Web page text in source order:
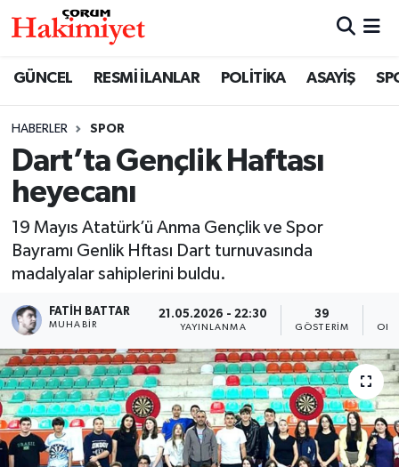
GÜNCEL RESMİ İLANLAR POLİTİKA ASAYİŞ
HABERLER SPOR
Dart’ta Gençlik Haftası
heyecanı
19 Mayıs Atatürk’ü Anma Gençlik ve Spor
Bayramı Genlik Hftası Dart turnuvasında
madalyalar sahiplerini buldu.
FATIH BATTAR
MUHABIR
21.05.2026 - 22:30
YAYINLANMA
39
GÖSTERIM
SAĞLIK
ASAYİŞ
EKONOMİ
EĞİTİM
İLÇELER
Nöbetçi Eczaneler
Çorum Namaz Vakitleri
Trafik Durumu
Süper Lig Puan Durumu ve Fikstür
Haber Arşivi